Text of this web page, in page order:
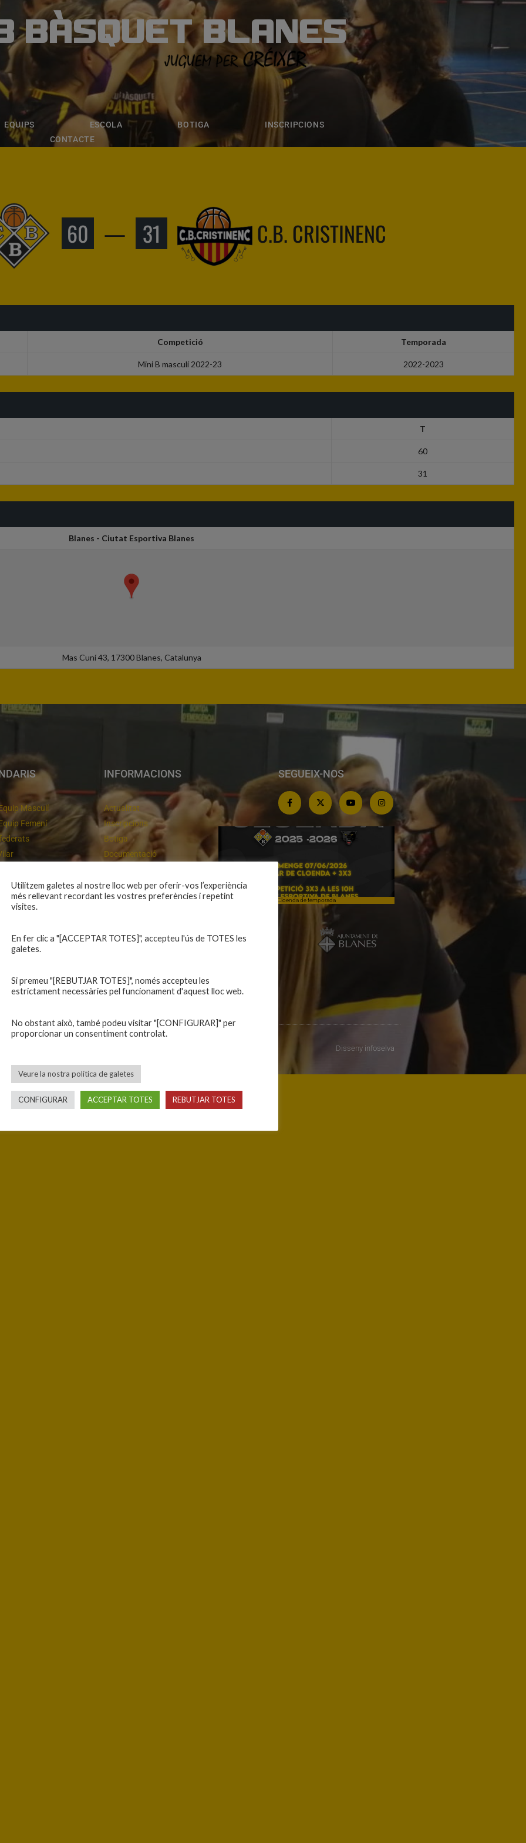
BÀSQUET BLANES
EQUIPS ESCOLA BOTIGA
INSCRIPCIONS
CONTACTE
BLANES
ESCOLA BOTIGA INSCRIPCIONS
60 — 31 C.B. CRISTINENC
Competició Temporada
Mini B masculí 2022-23 2022-2023
T
60
31
Blanes - Ciutat Esportiva Blanes
Mas Cuní 43, 17300 Blanes, Catalunya
Masculí
Femení
inferiors
casa
INFORMACIONS
Actualitat
Inscripcions
Botiga
Documentació
Intranet
Contacte
SEGUEIX-NOS
Un final rodó Cloenda de temporada
Disseny infoselva
Utilitzem galetes al nostre lloc web per oferir-vos l’experiència
més rellevant recordant les vostres preferències i repetint
visites.
En fer clic a "[ACCEPTAR TOTES]", accepteu l'ús de TOTES les
galetes.
Si premeu "[REBUTJAR TOTES]", només accepteu les
estrictament necessàries pel funcionament d'aquest lloc web.
No obstant això, també podeu visitar "[CONFIGURAR]" per
proporcionar un consentiment controlat.
Veure la nostra política de galetes
CONFIGURAR ACCEPTAR TOTES REBUTJAR TOTES